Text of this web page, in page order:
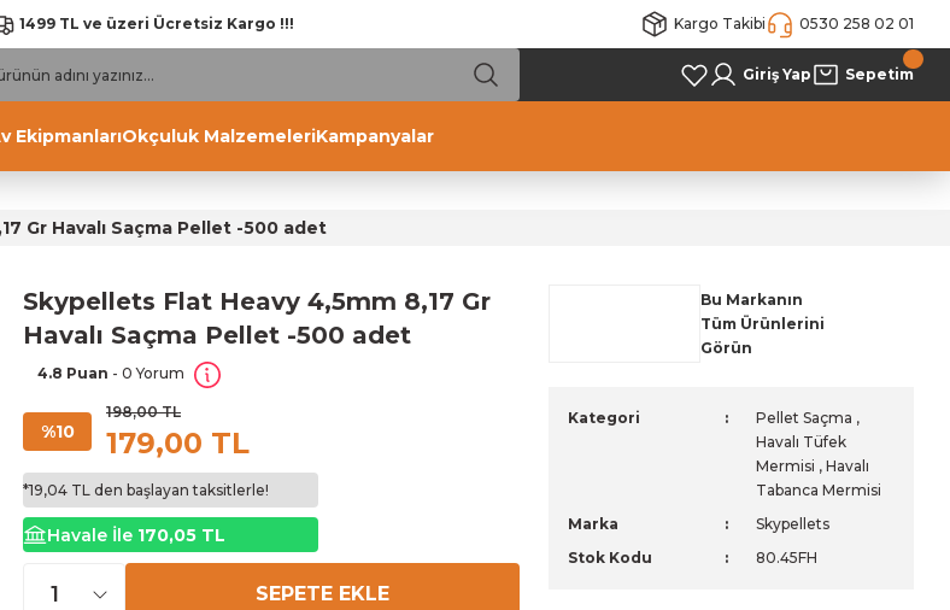
1499 TL ve üzeri Ücretsiz Kargo !!! Kargo Takibi 0530 258 02 01
Giriş Yap Sepetim
EkipmanlarıOkçuluk MalzemeleriKampanyalar
Gr Havalı Saçma Pellet -500 adet
Skypellets Flat Heavy 4,5mm 8,17 Gr
Havalı Saçma Pellet -500 adet
4.8 Puan - 0 Yorum
%10
198,00 TL
179,00 TL
*19,04 TL den başlayan taksitlerle!
Havale İle 170,05 TL
SEPETE EKLE
Bu Markanın
Tüm Ürünlerini
Görün
Kategori Pellet Saçma ,
Havalı Tüfek
Mermisi ,Havalı
Tabanca Mermisi
Marka
Skypellets
Stok Kodu
80.45FH